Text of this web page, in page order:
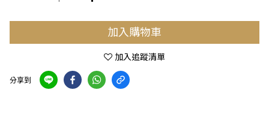
加入購物車
加入追蹤清單
分享到